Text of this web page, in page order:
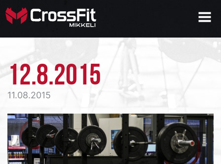
12.8.2015
11.08.2015